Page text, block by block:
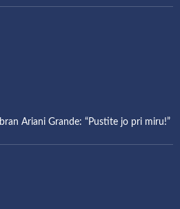
Ariani Grande: “Pustite jo pri miru!”